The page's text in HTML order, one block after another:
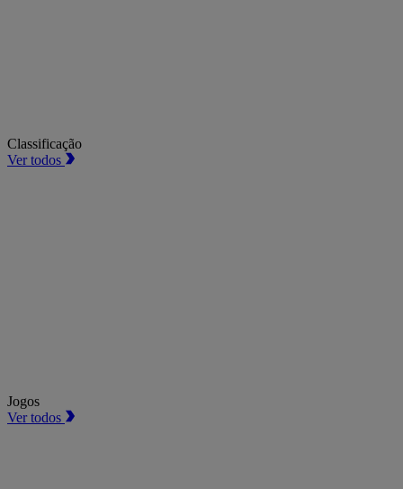
Classificação
Ver todos
Jogos
Ver todos